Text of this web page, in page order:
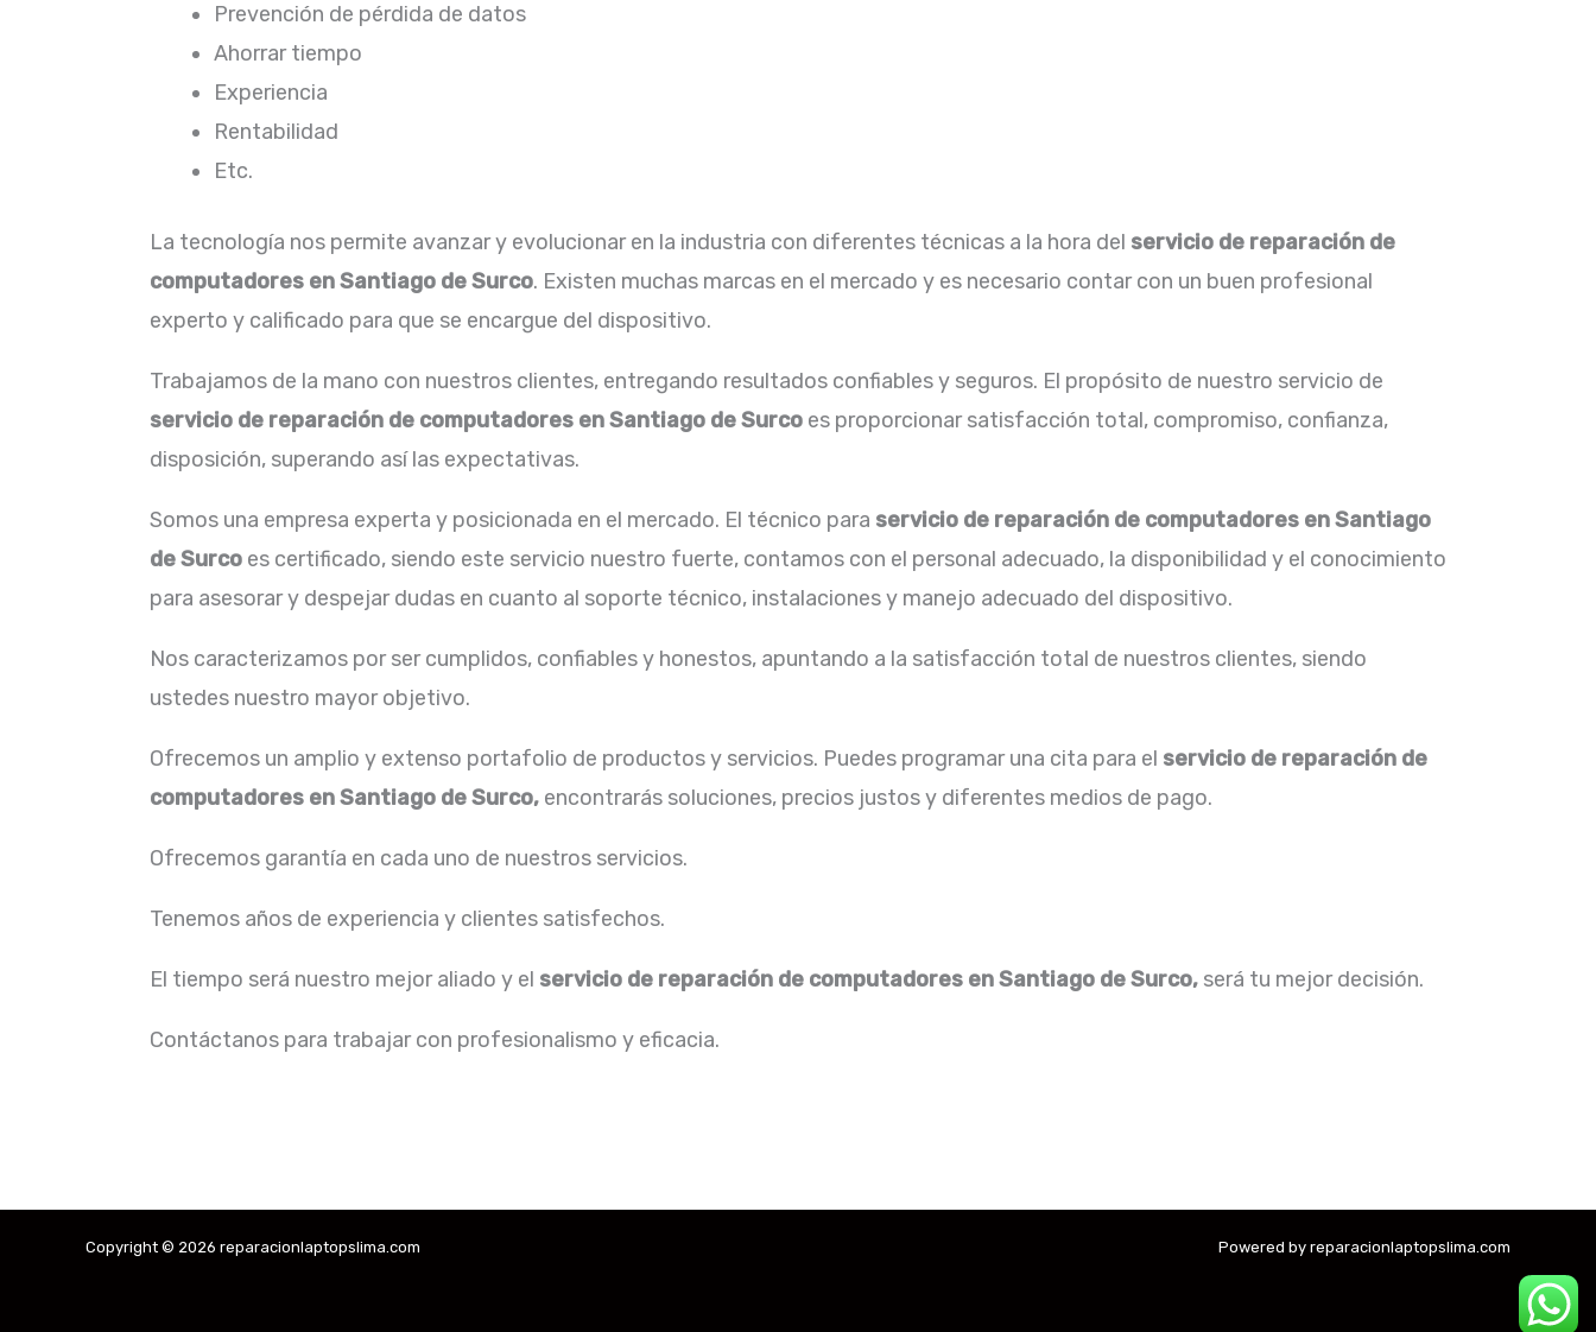
Prevención de pérdida de datos
Ahorrar tiempo
Experiencia
Rentabilidad
Etc.
La tecnología nos permite avanzar y evolucionar en la industria con diferentes técnicas a la hora del servicio de reparación de
computadores en Santiago de Surco. Existen muchas marcas en el mercado y es necesario contar con un buen profesional
experto y calificado para que se encargue del dispositivo.
Trabajamos de la mano con nuestros clientes, entregando resultados confiables y seguros. El propósito de nuestro servicio de
servicio de reparación de computadores en Santiago de Surco es proporcionar satisfacción total, compromiso, confianza,
disposición, superando así las expectativas.
Somos una empresa experta y posicionada en el mercado. El técnico para servicio de reparación de computadores enSantiago
de Surco es certificado, siendo este servicio nuestro fuerte, contamos con el personal adecuado, la disponibilidad y el conocimiento
para asesorar y despejar dudas en cuanto al soporte técnico, instalaciones y manejo adecuado del dispositivo.
Nos caracterizamos por ser cumplidos, confiables y honestos, apuntando a la satisfacción total de nuestros clientes, siendo
ustedes nuestro mayor objetivo.
Ofrecemos un amplio y extenso portafolio de productos y servicios. Puedes programar una cita para el servicio de reparación de
computadores en Santiago de Surco, encontrarás soluciones, precios justos y diferentes medios de pago.
Ofrecemos garantía en cada uno de nuestros servicios.
Tenemos años de experiencia y clientes satisfechos.
El tiempo será nuestro mejor aliado y el servicio de reparación de computadores en Santiago de Surco, será tu mejor decisión.
Contáctanos para trabajar con profesionalismo y eficacia.
Copyright © 2026 reparacionlaptopslima.com Powered by reparacionlaptopslima.com